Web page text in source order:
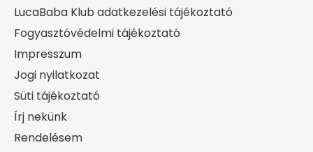
LucaBaba Klub adatkezelési tájékoztató
Fogyasztóvédelmi tájékoztató
Impresszum
Jogi nyilatkozat
Süti tájékoztató
Írj nekünk
Rendelésem